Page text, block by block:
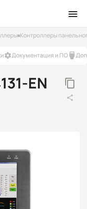
Контроллеры
Документация и ПО
EN